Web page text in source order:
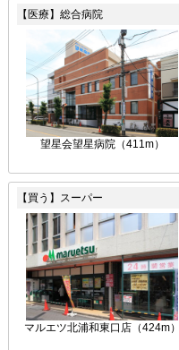
【医療】総合病院
望星会望星病院（411m）
【買う】スーパー
マルエツ北浦和東口店（424m）